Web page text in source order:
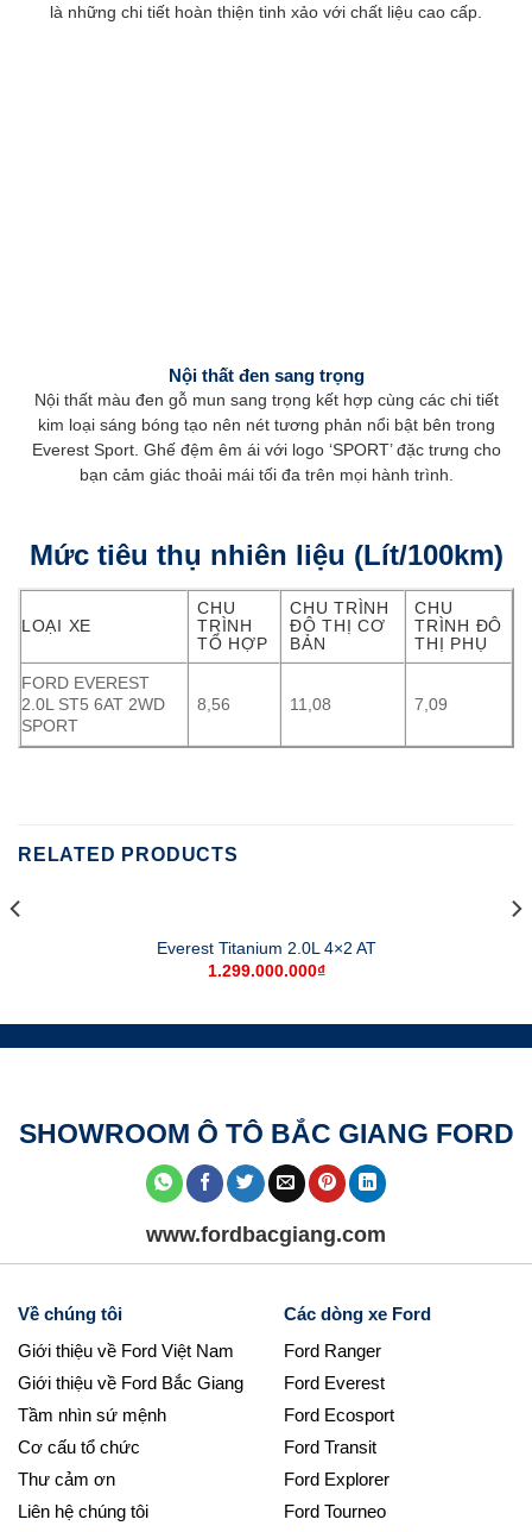
là những chi tiết hoàn thiện tinh xảo với chất liệu cao cấp.
Nội thất đen sang trọng
Nội thất màu đen gỗ mun sang trọng kết hợp cùng các chi tiết
kim loại sáng bóng tạo nên nét tương phản nổi bật bên trong
Everest Sport. Ghế đệm êm ái với logo ‘SPORT’ đặc trưng cho
bạn cảm giác thoải mái tối đa trên mọi hành trình.
Mức tiêu thụ nhiên liệu (Lít/100km)
LOẠI XE
CHU
TRÌNH
TỔ HỢP
CHU TRÌNH
ĐÔ THỊ CƠ
BẢN
CHU
TRÌNH ĐÔ
THỊ PHỤ
FORD EVEREST
2.0L ST5 6AT 2WD
SPORT
8,56 11,08 7,09
RELATED PRODUCTS
Everest Titanium 2.0L 4×2 AT
1.299.000.000₫
SHOWROOM Ô TÔ BẮC GIANG FORD
www.fordbacgiang.com
Về chúng tôi
Giới thiệu về Ford Việt Nam
Giới thiệu về Ford Bắc Giang
Tầm nhìn sứ mệnh
Cơ cấu tổ chức
Thư cảm ơn
Liên hệ chúng tôi
Các dòng xe Ford
Ford Ranger
Ford Everest
Ford Ecosport
Ford Transit
Ford Explorer
Ford Tourneo